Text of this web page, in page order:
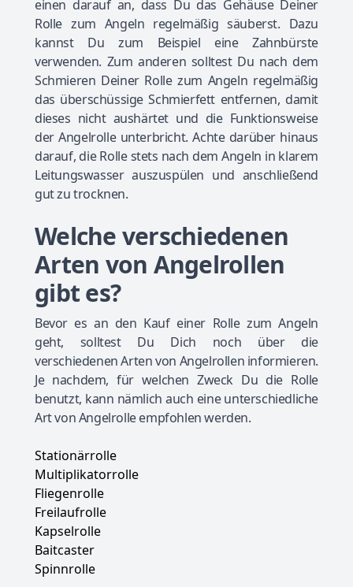
einen darauf an, dass Du das Gehäuse Deiner
Rolle zum Angeln regelmäßig säuberst. Dazu
kannst Du zum Beispiel eine Zahnbürste
verwenden. Zum anderen solltest Du nach dem
Schmieren Deiner Rolle zum Angeln regelmäßig
das überschüssige Schmierfett entfernen, damit
dieses nicht aushärtet und die Funktionsweise
der Angelrolle unterbricht. Achte darüber hinaus
darauf, die Rolle stets nach dem Angeln in klarem
Leitungswasser auszuspülen und anschließend
gut zu trocknen.
Welche verschiedenen
Arten von Angelrollen
gibt es?
Bevor es an den Kauf einer Rolle zum Angeln
geht, solltest Du Dich noch über die
verschiedenen Arten von Angelrollen informieren.
Je nachdem, für welchen Zweck Du die Rolle
benutzt, kann nämlich auch eine unterschiedliche
Art von Angelrolle empfohlen werden.
Stationärrolle
Multiplikatorrolle
Fliegenrolle
Freilaufrolle
Kapselrolle
Baitcaster
Spinnrolle